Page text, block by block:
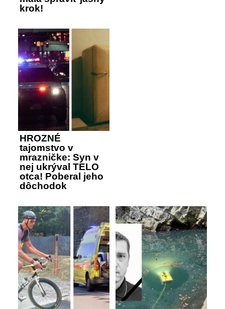
krok!
HROZNÉ
tajomstvo v
mrazničke: Syn v
nej ukrýval TELO
otca! Poberal jeho
dôchodok